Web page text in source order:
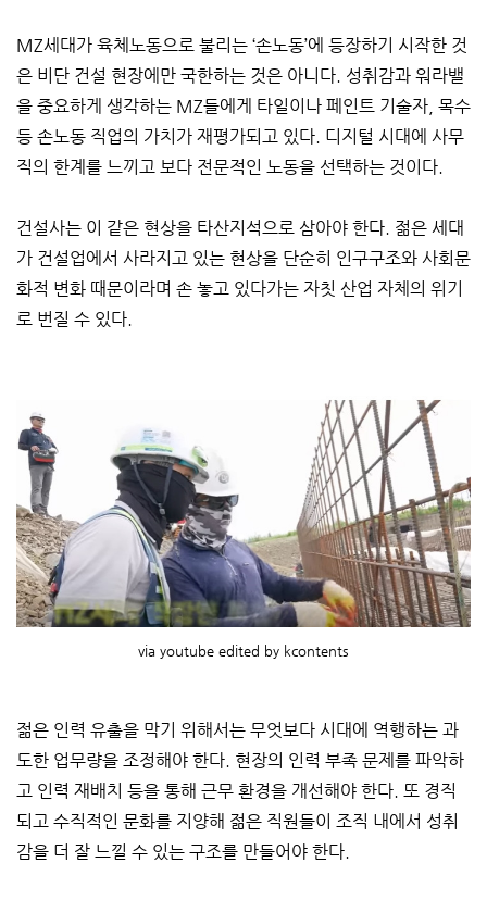
MZ세대가 육체노동으로 불리는 ‘손노동’에 등장하기 시작한 것
은 비단 건설 현장에만 국한하는 것은 아니다. 성취감과 워라밸
을 중요하게 생각하는 MZ들에게 타일이나 페인트 기술자, 목수
등 손노동 직업의 가치가 재평가되고 있다. 디지털 시대에 사무
직의 한계를 느끼고 보다 전문적인 노동을 선택하는 것이다.
건설사는 이 같은 현상을 타산지석으로 삼아야 한다. 젊은 세대
가 건설업에서 사라지고 있는 현상을 단순히 인구구조와 사회문
화적 변화 때문이라며 손 놓고 있다가는 자칫 산업 자체의 위기
로 번질 수 있다.
via youtube edited by kcontents
젊은 인력 유출을 막기 위해서는 무엇보다 시대에 역행하는 과
도한 업무량을 조정해야 한다. 현장의 인력 부족 문제를 파악하
고 인력 재배치 등을 통해 근무 환경을 개선해야 한다. 또 경직
되고 수직적인 문화를 지양해 젊은 직원들이 조직 내에서 성취
감을 더 잘 느낄 수 있는 구조를 만들어야 한다.